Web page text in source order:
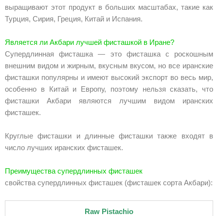
выращивают этот продукт в больших масштабах, такие как
Турция, Сирия, Греция, Китай и Испания.
Является ли Акбари лучшей фисташкой в Иране?
Супердлинная фисташка — это фисташка с роскошным
внешним видом и жирным, вкусным вкусом, но все иранские
фисташки популярны и имеют высокий экспорт во весь мир,
особенно в Китай и Европу, поэтому нельзя сказать, что
фисташки Акбари являются лучшим видом иранских
фисташек.
Круглые фисташки и длинные фисташки также входят в
число лучших иранских фисташек.
Преимущества супердлинных фисташек
свойства супердлинных фисташек (фисташек сорта Акбари):
Raw Pistachio